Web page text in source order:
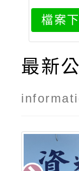
h2
檔案
最新